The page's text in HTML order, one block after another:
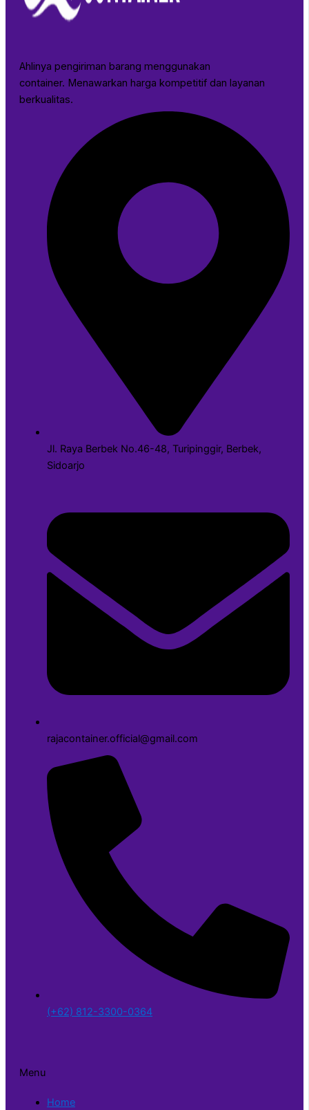
Ahlinya pengiriman barang menggunakan
container. Menawarkan harga kompetitif dan layanan
berkualitas.
Jl. Raya Berbek No.46-48, Turipinggir, Berbek,
Sidoarjo
rajacontainer.official@gmail.com
(+62) 812-3300-0364
Menu
Home